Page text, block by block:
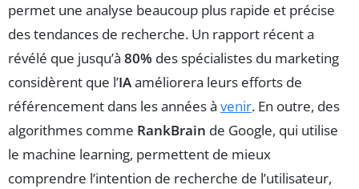
permet une analyse beaucoup plus rapide et précise
des tendances de recherche. Un rapport récent a
révélé que jusqu’à 80% des spécialistes du marketing
considèrent que l’IAaméliorera leurs efforts de
référencement dans les années à venir. En outre, des
algorithmes comme RankBrain de Google, qui utilise
le machine learning, permettent de mieux
comprendre l’intention de recherche de l’utilisateur,